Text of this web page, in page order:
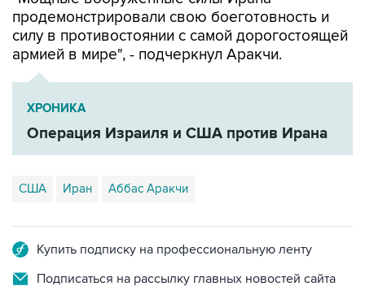
армией в мире", - подчеркнул Аракчи.
ХРОНИКА
Операция Израиля и США против Ирана
США Иран Аббас Аракчи
Подписаться на рассылку главных новостей сайта
Получать оперативные новости в официальном